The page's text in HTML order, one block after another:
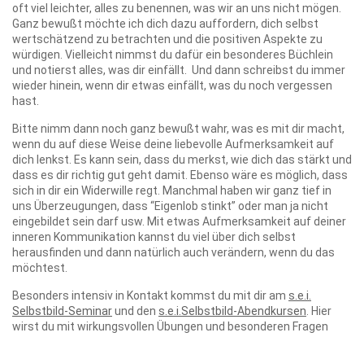
oft viel leichter, alles zu benennen, was wir an uns nicht mögen.
Ganz bewußt möchte ich dich dazu auffordern, dich selbst
wertschätzend zu betrachten und die positiven Aspekte zu
würdigen. Vielleicht nimmst du dafür ein besonderes Büchlein
und notierst alles, was dir einfällt. Und dann schreibst du immer
wieder hinein, wenn dir etwas einfällt, was du noch vergessen
hast.
Bitte nimm dann noch ganz bewußt wahr, was es mit dir macht,
wenn du auf diese Weise deine liebevolle Aufmerksamkeit auf
dich lenkst. Es kann sein, dass du merkst, wie dich das stärkt und
dass es dir richtig gut geht damit. Ebenso wäre es möglich, dass
sich in dir ein Widerwille regt. Manchmal haben wir ganz tief in
uns Überzeugungen, dass “Eigenlob stinkt” oder man ja nicht
eingebildet sein darf usw. Mit etwas Aufmerksamkeit auf deiner
inneren Kommunikation kannst du viel über dich selbst
herausfinden und dann natürlich auch verändern, wenn du das
möchtest.
Besonders intensiv in Kontakt kommst du mit dir am s.e.i.
Selbstbild-Seminarund den s.e.i.Selbstbild-Abendkursen . Hier
wirst du mit wirkungsvollen Übungen und besonderen Fragen